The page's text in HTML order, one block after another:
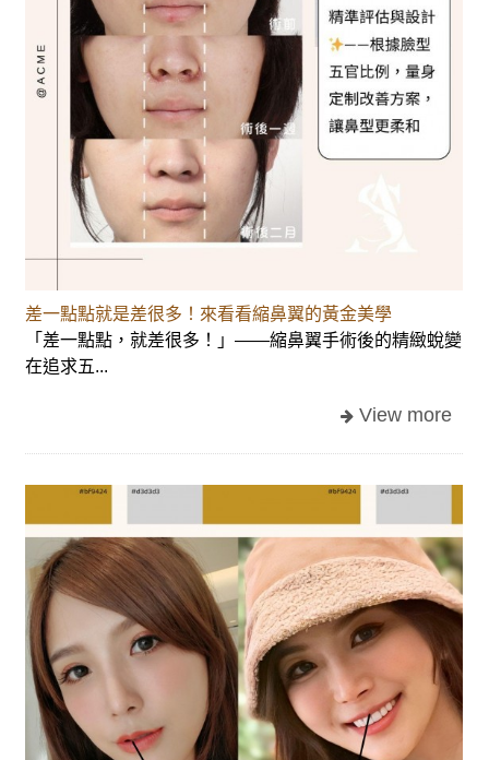
差一點點就是差很多！來看看縮鼻翼的黃金美學
「差一點點，就差很多！」——縮鼻翼手術後的精緻蛻變
在追求五...